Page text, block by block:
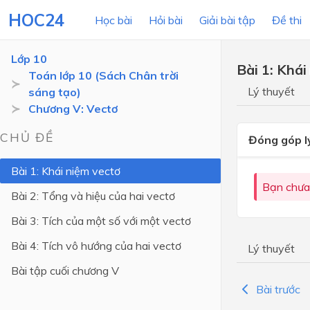
HOC24 Học bài Hỏi bài Giải bài tập Đề thi
LỚP HỌC
Lớp 11
Lớp 10
Lớp 10
Toán lớp 10 (Sách Chân trời
sáng tạo)
Chương V: Vectơ
CHỦ ĐỀ
Bài 1: Khái niệm vectơ
Bài 2: Tổng và hiệu của hai vectơ
Bài 3: Tích của một số với một vectơ
Bài 4: Tích vô hướng của hai vectơ
Bài tập cuối chương V
Bài 1:
Lý thuyết
Đóng góp
Bạn
Lý thuyết
Bài trước